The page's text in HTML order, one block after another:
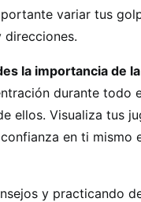
variar tus
la importancia de
durante todo
ellos. Visualiza tus
en ti mismo
y practicando